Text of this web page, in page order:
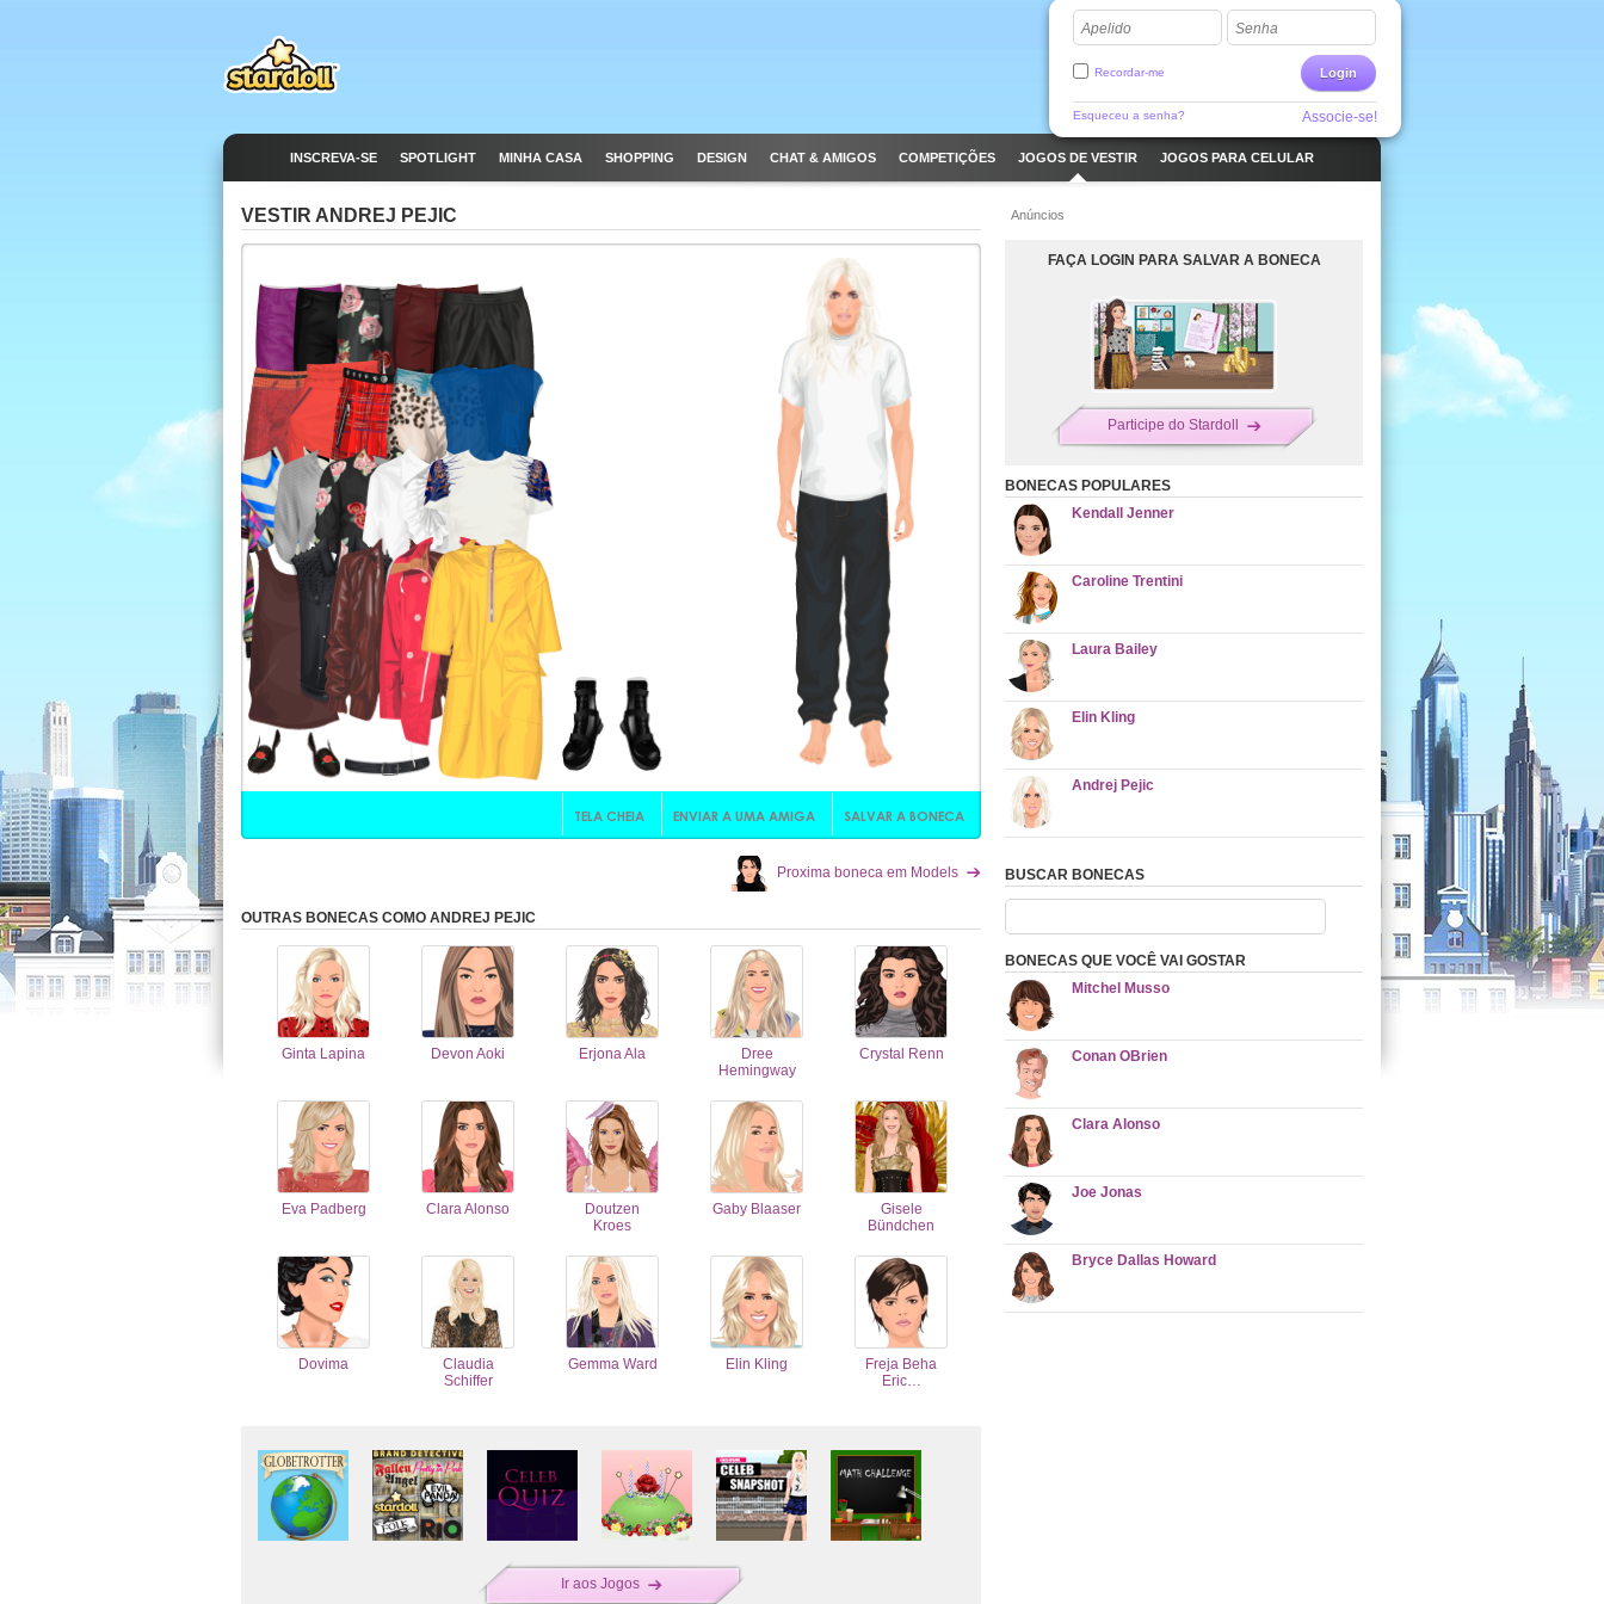
Apelido Senha
Login
Recordar-me
Esqueceu a senha? Associe-se!
INSCREVA-SE SPOTLIGHT MINHA CASA SHOPPING DESIGN CHAT & AMIGOS COMPETIÇÕES JOGOS DE VESTIR JOGOS PARA CELULAR
VESTIR ANDREJ PEJIC
Proxima boneca em Models
OUTRAS BONECAS COMO ANDREJ PEJIC
Ginta Lapina Devon Aoki Erjona Ala
Dree
Hemingway
Crystal Renn
Eva Padberg Clara Alonso
Doutzen
Kroes
Gaby Blaaser
Gisele
Bündchen
Dovima
Claudia
Schiffer
Gemma Ward Elin Kling
Freja Beha
Eric…
Ir aos Jogos
Anúncios
FAÇA LOGIN PARA SALVAR A BONECA
Participe do Stardoll
BONECAS POPULARES
Kendall Jenner
Caroline Trentini
Laura Bailey
Elin Kling
Andrej Pejic
BUSCAR BONECAS
BONECAS QUE VOCÊ VAI GOSTAR
Mitchel Musso
Conan OBrien
Clara Alonso
Joe Jonas
Bryce Dallas Howard